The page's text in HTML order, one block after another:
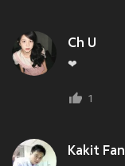
Ch U
❤
1
Kakit Fan